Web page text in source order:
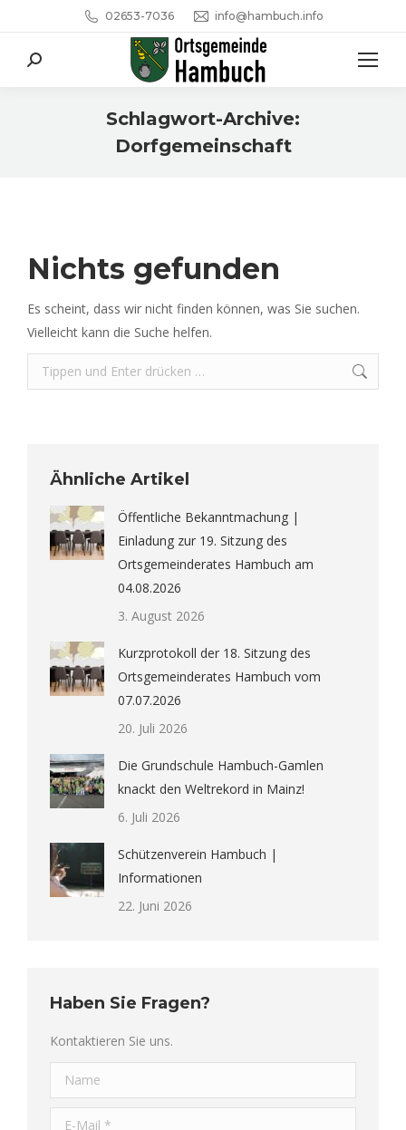
02653-7036 info@hambuch.info
Search:
Schlagwort-Archive:
Dorfgemeinschaft
Nichts gefunden
Es scheint, dass wir nicht finden können, was Sie suchen.
Vielleicht kann die Suche helfen.
Search:
Ähnliche Artikel
Öffentliche Bekanntmachung |
Einladung zur 19. Sitzung des
Ortsgemeinderates Hambuch am
04.08.2026
3. August 2026
Kurzprotokoll der 18. Sitzung des
Ortsgemeinderates Hambuch vom
07.07.2026
20. Juli 2026
Die Grundschule Hambuch-Gamlen
knackt den Weltrekord in Mainz!
6. Juli 2026
Schützenverein Hambuch |
Informationen
22. Juni 2026
Haben Sie Fragen?
Kontaktieren Sie uns.
Name
E-Mail *